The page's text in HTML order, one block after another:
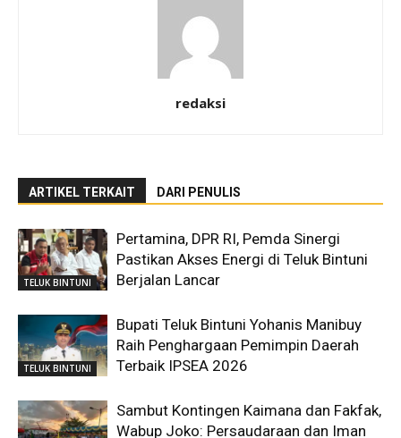
redaksi
ARTIKEL TERKAIT DARI PENULIS
TELUK BINTUNI
Pertamina, DPR RI, Pemda Sinergi
Pastikan Akses Energi di Teluk Bintuni
Berjalan Lancar
TELUK BINTUNI
Bupati Teluk Bintuni Yohanis Manibuy
Raih Penghargaan Pemimpin Daerah
Terbaik IPSEA 2026
Sambut Kontingen Kaimana dan Fakfak,
Wabup Joko: Persaudaraan dan Iman